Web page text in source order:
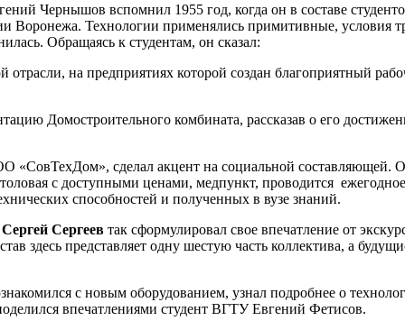
Чернышов вспомнил 1955 год, когда он в составе
Воронежа. Технологии применялись примитивные, условия
Обращаясь к студентам, он сказал:
на предприятиях которой создан благоприятный
Домостроительного комбината, рассказав о его
«СовТехДом», сделал акцент на социальной составляющей.
с доступными ценами, медпункт, проводится
способностей и полученных в вузе знаний.
Сергей Сергеев так сформулировал свое впечатление от
здесь представляет одну шестую часть коллектива, а
с новым оборудованием, узнал подробнее о
впечатлениями студент ВГТУ Евгений Фетисов.